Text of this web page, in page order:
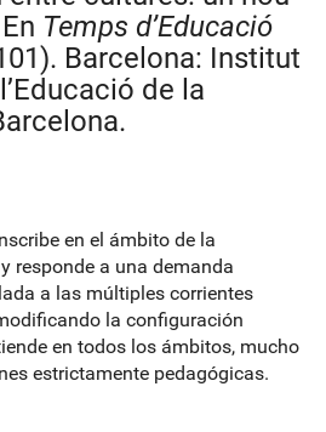
Temps d’Educació
Barcelona: Institut
de la
en el ámbito de la
responde a una demanda
a las múltiples corrientes
la configuración
en todos los ámbitos, mucho
estrictamente pedagógicas.